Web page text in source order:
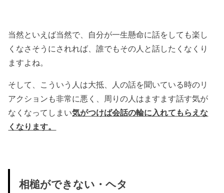
当然といえば当然で、自分が一生懸命に話をしても楽し
くなさそうにされれば、誰でもその人と話したくなくり
ますよね。
そして、こういう人は大抵、人の話を聞いている時のリ
アクションも非常に悪く、周りの人はますます話す気が
なくなってしまい気がつけば会話の輪に入れてもらえな
くなります。
相槌ができない・ヘタ